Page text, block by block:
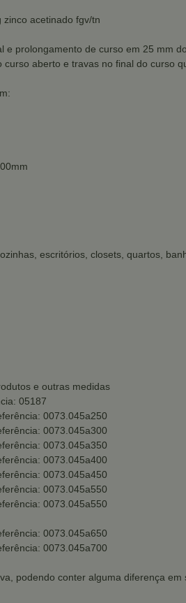
acetinado fgv/tn
e prolongamento de curso em 25 mm
aberto e travas no final do curso
escritórios, closets, quartos,
e outras medidas
05187
0073.045a250
0073.045a300
0073.045a350
0073.045a400
0073.045a450
0073.045a550
0073.045a550
0073.045a650
0073.045a700
podendo conter alguma diferença em